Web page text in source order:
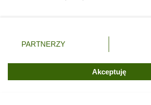
pokazują, co działo się
zmienić/wycofać klikając przycisk
znajdujący się w lewym dolnym rogu
użytkownika, ale masz prawo sprzeciwić
przetwarzaniu. Preferencje będą miały
PARTNERZY
Akceptuję